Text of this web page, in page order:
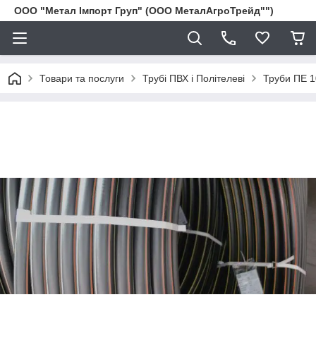
ООО "Метал Імпорт Груп" (ООО МеталАгроТрейд"")
Товари та послуги Трубі ПВХ і Політелеві Труби ПЕ